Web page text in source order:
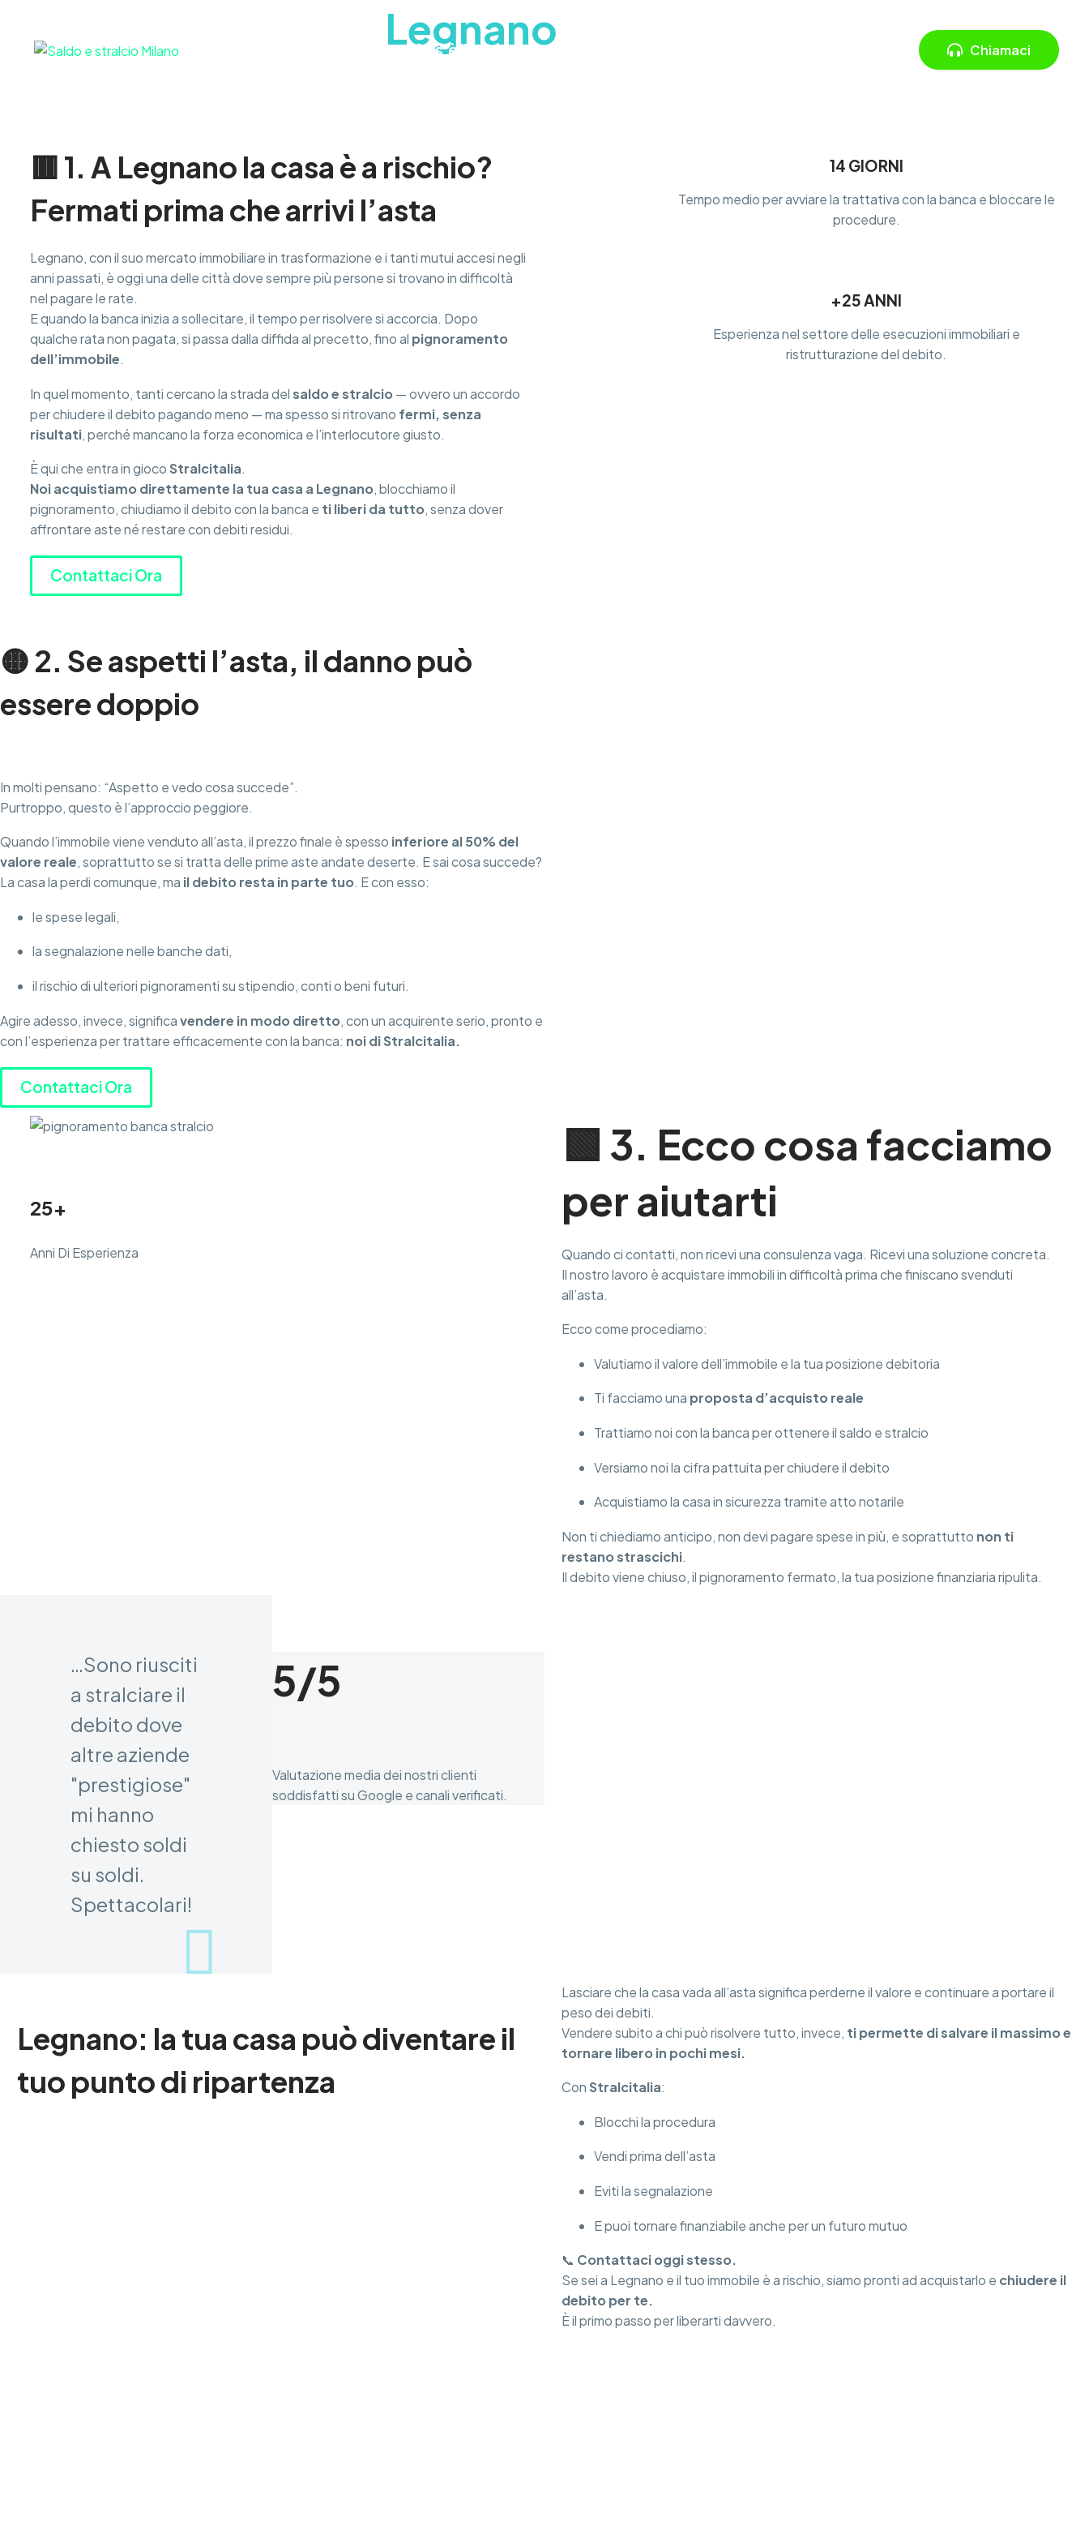
Cos’è il saldo e stralcio? Chiamaci
Legnano
🟥 1. A Legnano la casa è a rischio?
Fermati prima che arrivi l’asta
Legnano, con il suo mercato immobiliare in trasformazione e i tanti mutui accesi negli
anni passati, è oggi una delle città dove sempre più persone si trovano in difficoltà
nel pagare le rate.
E quando la banca inizia a sollecitare, il tempo per risolvere si accorcia. Dopo
qualche rata non pagata, si passa dalla diffida al precetto, fino al pignoramento
dell’immobile.
In quel momento, tanti cercano la strada delsaldo e stralcio — ovvero un accordo
per chiudere il debito pagando meno — ma spesso si ritrovano fermi, senza
risultati, perché mancano la forza economica e l’interlocutore giusto.
È qui che entra in giocoStralcitalia.
Noi acquistiamo direttamente la tua casa a Legnano, blocchiamo il
pignoramento, chiudiamo il debito con la banca e ti liberi da tutto, senza dover
affrontare aste né restare con debiti residui.
Contattaci Ora
14 GIORNI
Tempo medio per avviare la trattativa con la banca e bloccare le
procedure.
+25 ANNI
Esperienza nel settore delle esecuzioni immobiliari e
ristrutturazione del debito.
🟡 2. Se aspetti l’asta, il danno può
essere doppio
In molti pensano: “Aspetto e vedo cosa succede”.
Purtroppo, questo è l’approccio peggiore.
Quando l’immobile viene venduto all’asta, il prezzo finale è spesso inferiore al 50% del
valore reale, soprattutto se si tratta delle prime aste andate deserte. E sai cosa succede?
La casa la perdi comunque, ma il debito resta in parte tuo. E con esso:
le spese legali,
la segnalazione nelle banche dati,
il rischio di ulteriori pignoramenti su stipendio, conti o beni futuri.
Agire adesso, invece, significavendere in modo diretto, con un acquirente serio, pronto e
con l’esperienza per trattare efficacemente con la banca: noi di Stralcitalia.
Contattaci Ora
25+
Anni Di Esperienza
🟩 3. Ecco cosa facciamo
per aiutarti
Quando ci contatti, non ricevi una consulenza vaga. Ricevi una soluzione concreta.
Il nostro lavoro è acquistare immobili in difficoltà prima che finiscano svenduti
all’asta.
Ecco come procediamo:
Valutiamo il valore dell’immobile e la tua posizione debitoria
Ti facciamo una proposta d’acquisto reale
Trattiamo noi con la banca per ottenere il saldo e stralcio
Versiamo noi la cifra pattuita per chiudere il debito
Acquistiamo la casa in sicurezza tramite atto notarile
Non ti chiediamo anticipo, non devi pagare spese in più, e soprattutto non ti
restano strascichi.
Il debito viene chiuso, il pignoramento fermato, la tua posizione finanziaria ripulita.
…Sono riusciti
a stralciare il
debito dove
altre aziende
"prestigiose"
mi hanno
chiesto soldi
su soldi.
Spettacolari!
5/5
Valutazione media dei nostri clienti
soddisfatti su Google e canali verificati.
Legnano: la tua casa può diventare il
tuo punto di ripartenza
Lasciare che la casa vada all’asta significa perderne il valore e continuare a portare il
peso dei debiti.
Vendere subito a chi può risolvere tutto, invece, ti permette di salvare il massimo e
tornare libero in pochi mesi.
ConStralcitalia:
Blocchi la procedura
Vendi prima dell’asta
Eviti la segnalazione
E puoi tornare finanziabile anche per un futuro mutuo
📞 Contattaci oggi stesso.
Se sei a Legnano e il tuo immobile è a rischio, siamo pronti ad acquistarlo e chiudere il
debito per te.
È il primo passo per liberarti davvero.